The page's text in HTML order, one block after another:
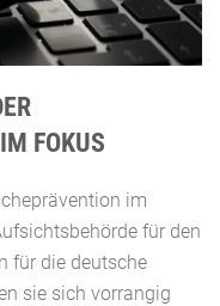
FOKUS
im
für den
für die deutsche
sie sich vorrangig